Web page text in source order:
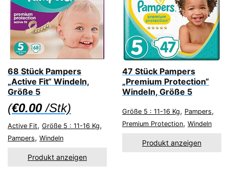
68 Stück Pampers
„Active Fit“ Windeln,
Größe 5
(€0.00 /Stk)
Active Fit, Größe 5 : 11-16 Kg,
Pampers, Windeln
Produkt anzeigen
47 Stück Pampers
„Premium Protection“
Windeln, Größe 5
Größe 5 : 11-16 Kg, Pampers,
Premium Protection, Windeln
Produkt anzeigen